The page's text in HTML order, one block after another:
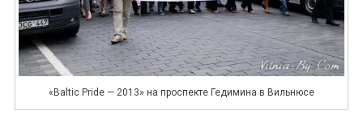
«Baltic Pride — 2013» на проспекте Гедимина в Вильнюсе